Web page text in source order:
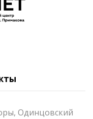
Одинцовский